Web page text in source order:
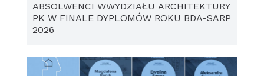
ABSOLWENCI WWYDZIAŁU ARCHITEKTURY
PK W FINALE DYPLOMÓW ROKU BDA-SARP
2026